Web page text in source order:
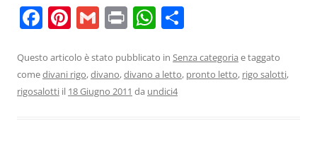
F
c
e
Pi
er
e
G
ai
l
Pr
t
W
at
s
n
di
Questo articolo è stato pubblicato in Senza categoria e taggato
comedivani rigo,divano,divano a letto, pronto letto, rigo salotti,
rigosalotti il 18 Giugno 2011 da undici4